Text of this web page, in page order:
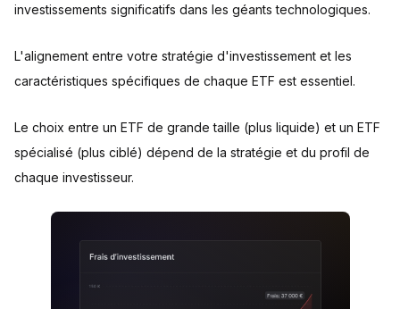
investissements significatifs dans les géants technologiques.
L'alignement entre votre stratégie d'investissement et les
caractéristiques spécifiques de chaque ETF est essentiel.
Le choix entre un ETF de grande taille (plus liquide) et un ETF
spécialisé (plus ciblé) dépend de la stratégie et du profil de
chaque investisseur.